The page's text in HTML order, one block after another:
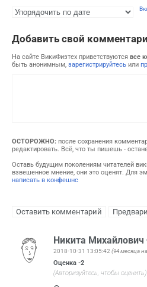
Добавить свой
На сайте ВикиФизтех приветствуются все
быть анонимным, зарегистрируйтесь или
ОСТОРОЖНО: после сохранения
редактировать. Всё, что ты пишешь -
Оставь будущим поколениям читателей
взвешенное мнение, они это оценят. Для
написать в конфешнс
Никита
2018-10-31 13:05:42 (94 месяца
Оценка -2
(Авторизуйтесь, чтобы оценить)